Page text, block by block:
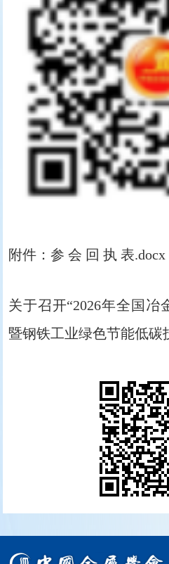
附件：参 会 回 执 表.docx
关于召开“2026年全国冶
暨钢铁工业绿色节能低碳